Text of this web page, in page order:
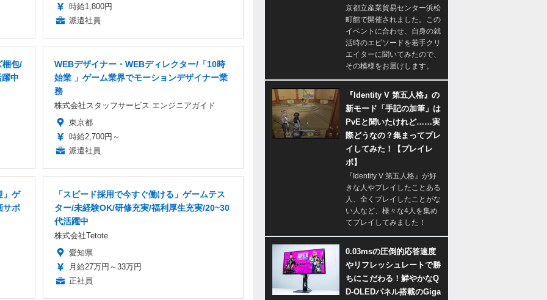
時給1,800円
派遣社員
梱包/
中
WEBデザイナー・WEBディレクター/「10時
始業 」ゲーム業界でモーションデザイナー業
務
株式会社スタッフサービス エンジニアガイド
東京都
時給2,700円～
派遣社員
」ゲ
サポ
「スピード採用で今すぐ働ける」ゲームテス
ター/未経験OK/研修充実/福利厚生充実/20~30
代活躍中
株式会社Tetote
愛知県
月給27万円～33万円
正社員
京都立産業貿易センター浜松
町館で開催されました。この
イベントに合わせ、自身の就
活時のエピソードを若手クリ
エイターに聞いてみたので、
その模様をお届けします。
『Identity V 第五人格』の
新モード「手記の加筆」は
PvEと聞いたけれど……実
際どうなの？集まってプレ
イしてみた！【プレイレ
ポ】
『Identity V 第五人格』が好
きな人やプレイしたことある
人、全くプレイしたことがな
い人など、様々な4人を集め
てプレイしてみました！
0.03msの圧倒的応答速度
やリフレッシュレートで勝
ちにこだわる！鮮やかなQ
D-OLEDパネル搭載のGiga